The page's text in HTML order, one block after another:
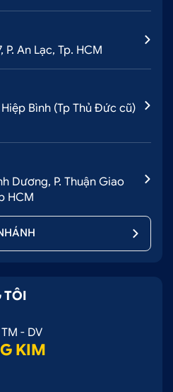
An Lạc, Tp. HCM
Hiệp Bình (Tp Thủ Đức cũ)
Dương, P. Thuận Giao
HCM
TÔI
- DV
KIM